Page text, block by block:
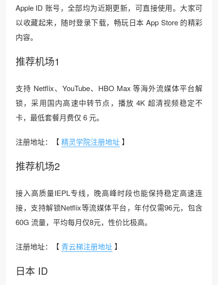
Apple ID 账号，全部均为近期更新，可直接使用。大家可
以收藏起来，随时登录下载，畅玩日本 App Store 的精彩
内容。
推荐机场1
支持 Netflix、YouTube、HBO Max 等海外流媒体平台解
锁，采用国内高速中转节点，播放 4K 超清视频稳定不
卡，最低套餐月费仅 6 元。
注册地址：【精灵学院注册地址】
推荐机场2
接入高质量IEPL专线，晚高峰时段也能保持稳定高速连
接，支持解锁Netflix等流媒体平台，年付仅需96元，包含
60G 流量，平均每月仅8元，性价比极高。
注册地址：【 青云梯注册地址】
日本 ID